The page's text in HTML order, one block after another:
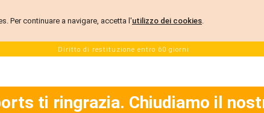
ti ringrazia. Chiudiamo il
Diritto di restituzione entro 60 giorni
Per continuare a navigare, accetta l'utilizzo dei cookies.